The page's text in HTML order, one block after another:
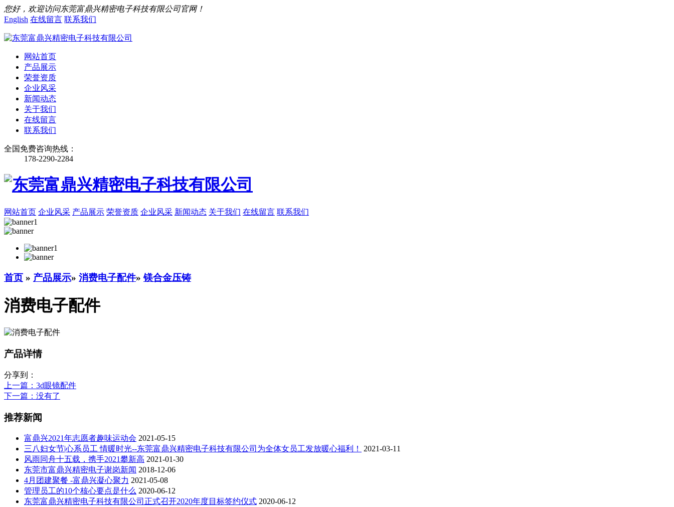
您好，欢迎访问东莞富鼎兴精密电子科技有限公司官网！
English 在线留言 联系我们
网站首页
产品展示
荣誉资质
企业风采
新闻动态
关于我们
在线留言
联系我们
全国免费咨询热线：
178-2290-2284
网站首页 企业风采 产品展示 荣誉资质 企业风采 新闻动态 关于我们 在线留言 联系我们
首页 » 产品展示» 消费电子配件»镁合金压铸
消费电子配件
产品详情
分享到：
上一篇 ：3d眼镜配件
下一篇 ：没有了
推荐新闻
富鼎兴2021年志愿者趣味运动会 2021-05-15
三八妇女节|心系员工 情暖时光--东莞富鼎兴精密电子科技有限公司为全体女员工发放暖心福利！
2021-03-11
风雨同舟十五载，携手2021攀新高 2021-01-30
东莞市富鼎兴精密电子谢岗新闻 2018-12-06
4月团建聚餐 -富鼎兴凝心聚力 2021-05-08
管理员工的10个核心要点是什么 2020-06-12
东莞富鼎兴精密电子科技有限公司正式召开2020年度目标签约仪式 2020-06-12